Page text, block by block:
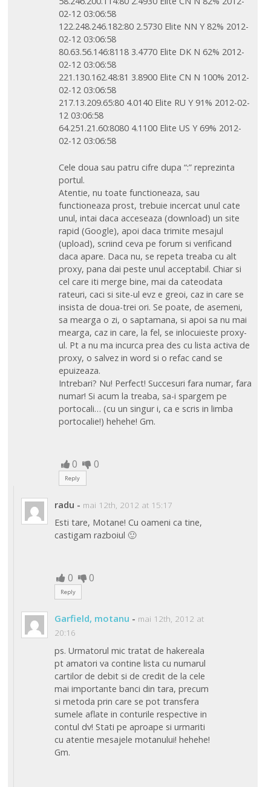
02-12 03:06:58
122.248.246.182:80 2.5730 Elite NN Y 82% 2012-
02-12 03:06:58
80.63.56.146:8118 3.4770 Elite DK N 62% 2012-
02-12 03:06:58
221.130.162.48:81 3.8900 Elite CN N 100% 2012-
02-12 03:06:58
217.13.209.65:80 4.0140 Elite RU Y 91% 2012-02-
12 03:06:58
64.251.21.60:8080 4.1100 Elite US Y 69% 2012-
02-12 03:06:58
Cele doua sau patru cifre dupa “:” reprezinta
portul.
Atentie, nu toate functioneaza, sau
functioneaza prost, trebuie incercat unul cate
unul, intai daca acceseaza (download) un site
rapid (Google), apoi daca trimite mesajul
(upload), scriind ceva pe forum si verificand
daca apare. Daca nu, se repeta treaba cu alt
proxy, pana dai peste unul acceptabil. Chiar si
cel care iti merge bine, mai da cateodata
rateuri, caci si site-ul evz e greoi, caz in care se
insista de doua-trei ori. Se poate, de asemeni,
sa mearga o zi, o saptamana, si apoi sa nu mai
mearga, caz in care, la fel, se inlocuieste proxy-
ul. Pt a nu ma incurca prea des cu lista activa de
proxy, o salvez in word si o refac cand se
epuizeaza.
Intrebari? Nu! Perfect! Succesuri fara numar, fara
numar! Si acum la treaba, sa-i spargem pe
portocali… (cu un singur i, ca e scris in limba
portocalie!) hehehe! Gm.
0 0
Reply
radu - mai 12th, 2012 at 15:17
Esti tare, Motane! Cu oameni ca tine,
castigam razboiul 🙂
0 0
Reply
Garfield, motanu - mai 12th, 2012 at
20:16
ps. Urmatorul mic tratat de hakereala
pt amatori va contine lista cu numarul
cartilor de debit si de credit de la cele
mai importante banci din tara, precum
si metoda prin care se pot transfera
sumele aflate in conturile respective in
contul dv! Stati pe aproape si urmariti
cu atentie mesajele motanului! hehehe!
Gm.